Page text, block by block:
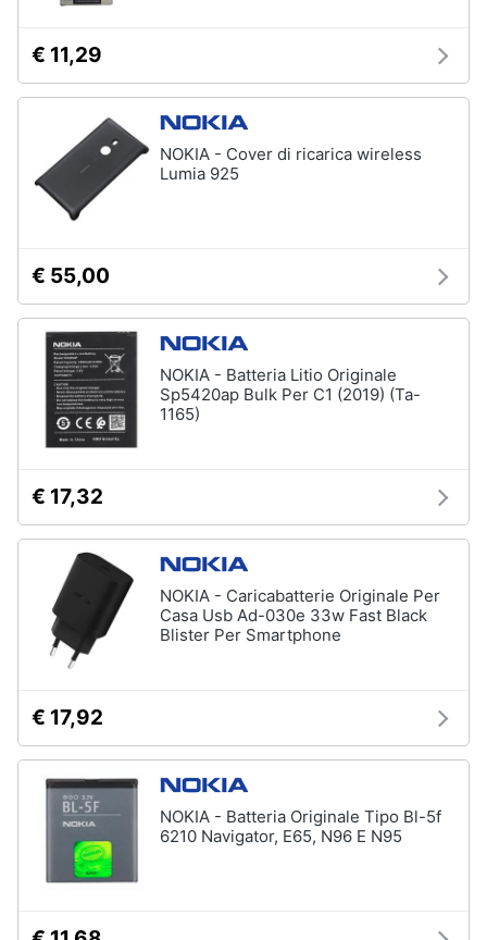
€ 11,29
NOKIA - Cover di ricarica wireless
Lumia 925
€ 55,00
NOKIA - Batteria Litio Originale
Sp5420ap Bulk Per C1 (2019) (Ta-
1165)
€ 17,32
NOKIA - Caricabatterie Originale Per
Casa Usb Ad-030e 33w Fast Black
Blister Per Smartphone
€ 17,92
NOKIA - Batteria Originale Tipo Bl-5f
6210 Navigator, E65, N96 E N95